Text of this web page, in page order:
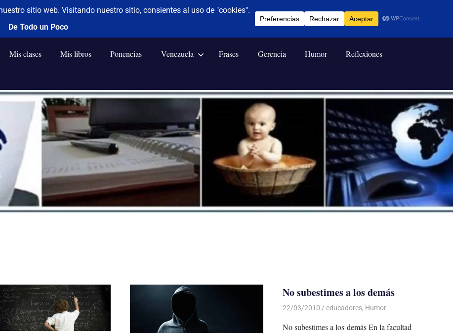
Mis clases Mis libros Ponencias Venezuela Frases Gerencia Humor Reflexiones
No subestimes a los demás
22/03/2010 Luis Castellanos
educadores, Humor
No subestimes a los demás En la facultad